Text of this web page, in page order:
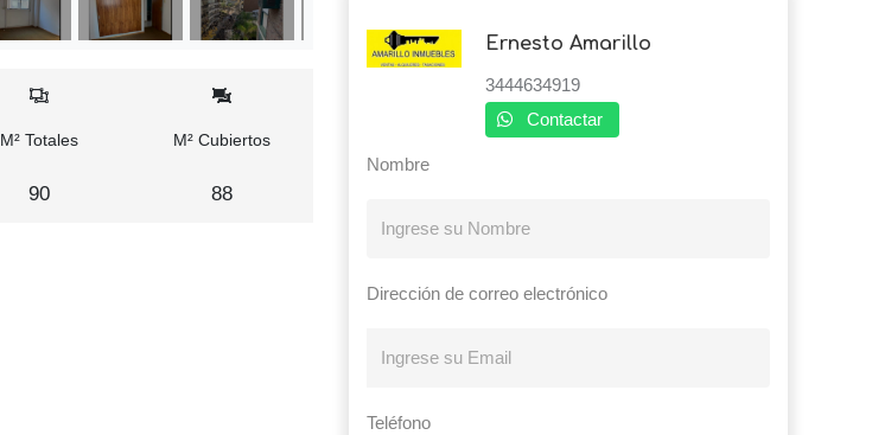
M² Totales
90
M² Cubiertos
88
Ernesto Amarillo
3444634919
Contactar
Nombre
Dirección de correo electrónico
Teléfono